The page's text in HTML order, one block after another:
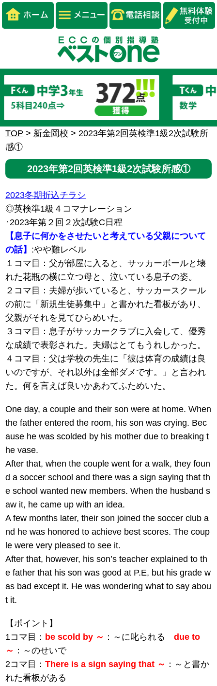
TOP > 新金岡校 >2023年第2回英検準1級2次試験所
感①
2023年第2回英検準1級2次試験所感①
2023冬期折込チラシ
◎英検準1級４コマナレーション
･2023年第２回２次試験C日程
【息子に何かをさせたいと考えている父親について
の話】 :やや難レベル
１コマ目：父が部屋に入ると、サッカーボールと壊
れた花瓶の横に立つ母と、泣いている息子の姿。
２コマ目：夫婦が歩いていると、サッカースクール
の前に「新規生徒募集中」と書かれた看板があり、
父親がそれを見てひらめいた。
３コマ目：息子がサッカークラブに入会して、優秀
な成績で表彰された。夫婦はとてもうれしかった。
４コマ目：父は学校の先生に「彼は体育の成績は良
いのですが、それ以外は全部ダメです。」と言われ
た。何を言えば良いかあわてふためいた。
One day, a couple and their son were at home. When
the father entered the room, his son was crying. Bec
ause he was scolded by his mother due to breaking t
he vase.
After that, when the couple went for a walk, they foun
d a soccer school and there was a sign saying that th
e school wanted new members. When the husband s
aw it, he came up with an idea.
A few months later, their son joined the soccer club a
nd he was honored to achieve best scores. The coup
le were very pleased to see it.
After that, however, his son’s teacher explained to th
e father that his son was good at P.E, but his grade w
as bad except it. He was wondering what to say abou
t it.
【ポイント】
1コマ目： be scold by ～ ：～に叱られるdue to
～ ：～のせいで
2コマ目：There is a sign saying that ～ ：～と書か
れた看板がある